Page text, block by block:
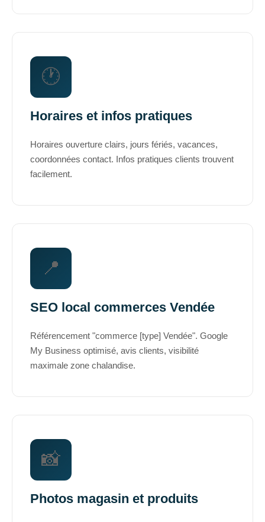
🕐
Horaires et infos pratiques
Horaires ouverture clairs, jours fériés, vacances,
coordonnées contact. Infos pratiques clients trouvent
facilement.
📍
SEO local commerces Vendée
Référencement "commerce [type] Vendée". Google
My Business optimisé, avis clients, visibilité
maximale zone chalandise.
📸
Photos magasin et produits